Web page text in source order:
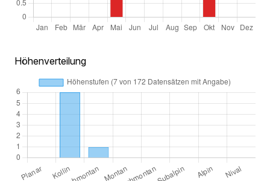
Höhenverteilung